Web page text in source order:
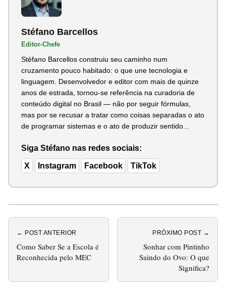
Stéfano Barcellos
Editor-Chefe
Stéfano Barcellos construiu seu caminho num
cruzamento pouco habitado: o que une tecnologia e
linguagem. Desenvolvedor e editor com mais de quinze
anos de estrada, tornou-se referência na curadoria de
conteúdo digital no Brasil — não por seguir fórmulas,
mas por se recusar a tratar como coisas separadas o ato
de programar sistemas e o ato de produzir sentido...
Siga Stéfano nas redes sociais:
X Instagram Facebook TikTok
← POST ANTERIOR
Como Saber Se a Escola é
Reconhecida pelo MEC
PRÓXIMO POST →
Sonhar com Pintinho
Saindo do Ovo: O que
Significa?